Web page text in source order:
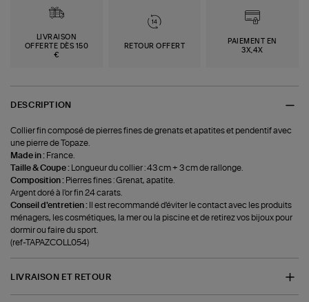
LIVRAISON
OFFERTE DÈS 150
€
RETOUR OFFERT
PAIEMENT EN
3X,4X
DESCRIPTION
Collier fin composé de pierres fines de grenats et apatites et pendentif avec
une pierre de Topaze.
Made in : France.
Taille & Coupe :
Longueur du collier : 43 cm + 3 cm de rallonge.
Composition : Pierres fines : Grenat, apatite.
Argent doré à l'or fin 24 carats.
Conseil d'entretien :
Il est recommandé d'éviter le contact avec les produits
ménagers, les cosmétiques, la mer ou la piscine et de retirez vos bijoux pour
dormir ou faire du sport.
(ref-TAPAZCOLL054)
LIVRAISON ET RETOUR